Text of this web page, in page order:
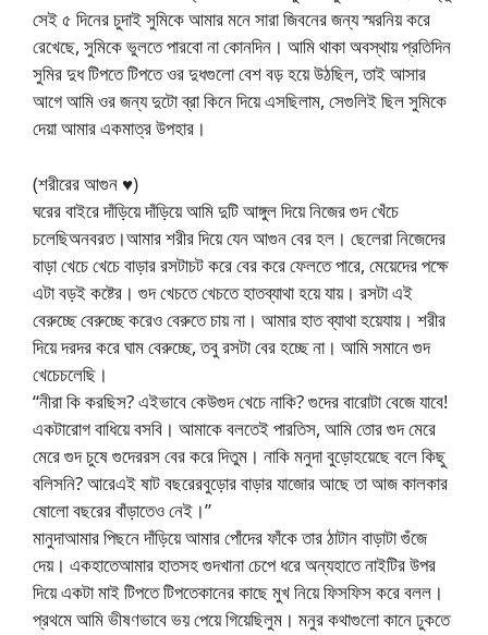
সেই ৫ দিনের চুদাই সুমিকে আমার মনে সারা জিবনের জন্য স্মরনিয় করে
রেখেছে, সুমিকে ভুলতে পারবো না কোনদিন। আমি থাকা অবস্থায় প্রতিদিন
সুমির দুধ টিপতে টিপতে ওর দুধগুলো বেশ বড় হয়ে উঠছিল, তাই আসার
আগে আমি ওর জন্য দুটো ব্রা কিনে দিয়ে এসছিলাম, সেগুলিই ছিল সুমিকে
দেয়া আমার একমাত্র উপহার।
(শরীরের আগুন ♥)
ঘরের বাইরে দাঁড়িয়ে দাঁড়িয়ে আমি দুটি আঙ্গুল দিয়ে নিজের গুদ খেঁচে
চলেছিঅনবরত।আমার শরীর দিয়ে যেন আগুন বের হল। ছেলেরা নিজেদের
বাড়া খেচে খেচে বাড়ার রসটাচট করে বের করে ফেলতে পারে, মেয়েদের পক্ষে
এটা বড়ই কষ্টের। গুদ খেচতে খেচতে হাতব্যাথা হয়ে যায়। রসটা এই
বেরুচ্ছে বেরুচ্ছে করেও বেরুতে চায় না। আমার হাত ব্যাথা হয়েযায়। শরীর
দিয়ে দরদর করে ঘাম বেরুচ্ছে, তবু রসটা বের হচ্ছে না। আমি সমানে গুদ
খেচেচলেছি।
“নীরা কি করছিস? এইভাবে কেউগুদ খেচে নাকি? গুদের বারোটা বেজে যাবে!
একটারোগ বাধিয়ে বসবি। আমাকে বলতেই পারতিস, আমি তোর গুদ মেরে
মেরে গুদ চুষে গুদেররস বের করে দিতুম। নাকি মনুদা বুড়োহয়েছে বলে কিছু
বলিসনি? আরেএই ষাট বছরেরবুড়োর বাড়ার যাজোর আছে তা আজ কালকার
ষোলো বছরের বাঁড়াতেও নেই।”
মানুদাআমার পিছনে দাঁড়িয়ে আমার পোঁদের ফাঁকে তার ঠাটান বাড়াটা গুঁজে
দেয়। একহাতেআমার হাতসহ গুদখানা চেপে ধরে অন্যহাতে নাইটির উপর
দিয়ে একটা মাই টিপতে টিপতেকানের কাছে মুখ নিয়ে ফিসফিস করে বলল।
প্রথমে আমি ভীষণভাবে ভয় পেয়ে গিয়েছিলুম। মনুর কথাগুলো কানে ঢুকতে